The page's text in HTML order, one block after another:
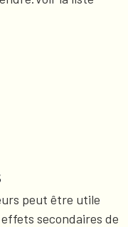
peut être utile
secondaires de